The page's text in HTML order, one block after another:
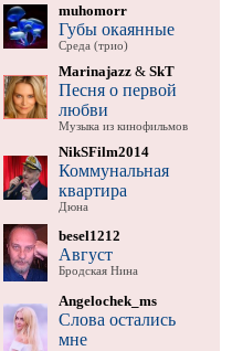
muhomorr
Губы окаянные
Среда (трио)
Marinajazz& SkT
Песня о первой
любви
Музыка из кинофильмов
NikSFilm2014
Коммунальная
квартира
Дюна
besel1212
Август
Бродская Нина
Angelochek_ms
Слова остались
мне